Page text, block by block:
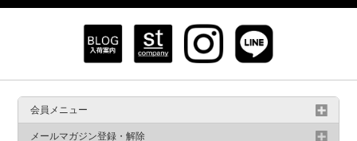
会員メニュー
メールマガジン登録・解除